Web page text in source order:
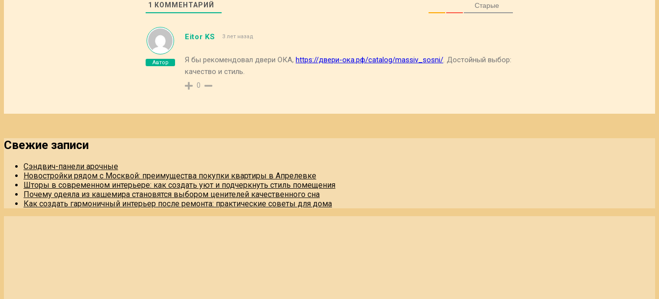
1 КОММЕНТАРИЙ Старые
Автор
Eitor KS 3 лет назад
Я бы рекомендовал двери ОКА, https://двери-ока.рф/catalog/massiv_sosni/. Достойный выбор:
качество и стиль.
0
Свежие записи
Сэндвич-панели арочные
Новостройки рядом с Москвой: преимущества покупки квартиры в Апрелевке
Шторы в современном интерьере: как создать уют и подчеркнуть стиль помещения
Почему одеяла из кашемира становятся выбором ценителей качественного сна
Как создать гармоничный интерьер после ремонта: практические советы для дома